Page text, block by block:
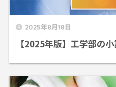
2025年8月18日
【2025年版】工学部の